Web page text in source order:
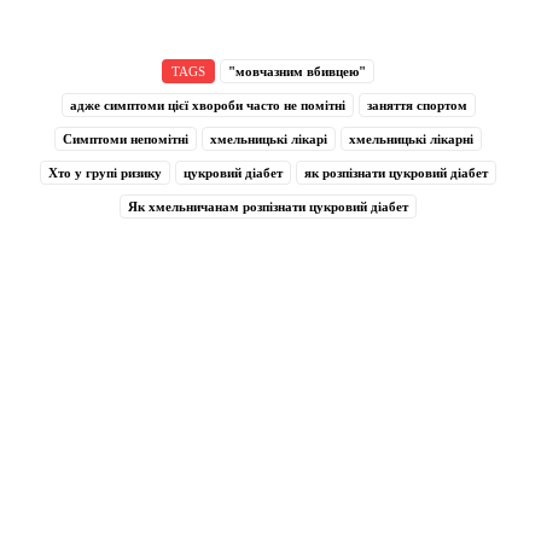
TAGS "мовчазним вбивцею"
адже симптоми цієї хвороби часто не помітні заняття спортом
Симптоми непомітні хмельницькі лікарі хмельницькі лікарні
Хто у групі ризику цукровий діабет як розпізнати цукровий діабет
Як хмельничанам розпізнати цукровий діабет